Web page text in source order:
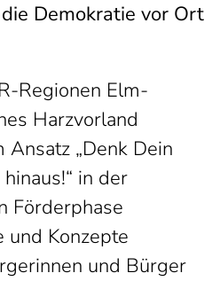
Demokratie vor Ort
Regionen Elm-
Harzvorland
„Denk Dein
in der
Förderphase
und Konzepte
und Bürger